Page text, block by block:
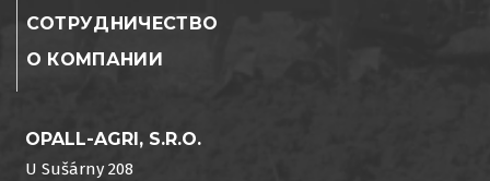
СОТРУДНИЧЕСТВО
О КОМПАНИИ
OPALL-AGRI, S.R.O.
U Sušárny 208